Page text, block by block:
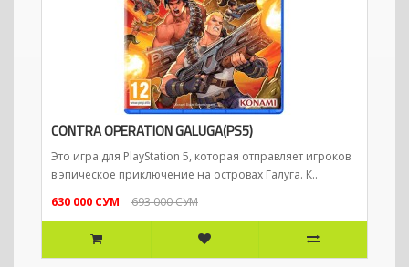
CONTRA OPERATION GALUGA(PS5)
Это игра для PlayStation 5, которая отправляет игроков
в эпическое приключение на островах Галуга. К..
630 000 СУМ
693 000 СУМ